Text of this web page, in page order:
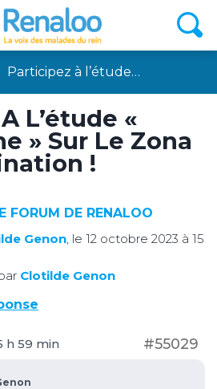
Participez à l’étude…
L’étude «
» Sur Le Zona
!
FORUM DE RENALOO
Genon , le 12 octobre 2023 à 15
Clotilde Genon
h 59 min #55029